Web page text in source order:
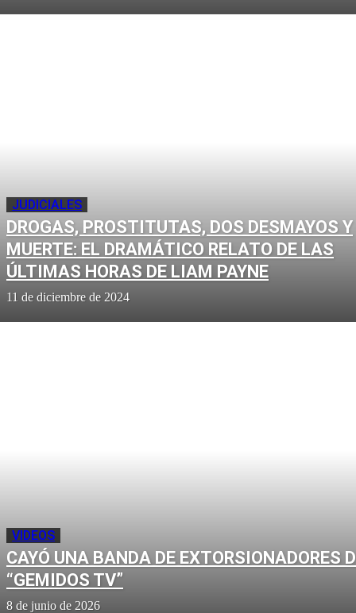
JUDICIALES
DROGAS, PROSTITUTAS, DOS DESMAYOS Y
MUERTE: EL DRAMÁTICO RELATO DE LAS
ÚLTIMAS HORAS DE LIAM PAYNE
11 de diciembre de 2024
VIDEOS
CAYÓ UNA BANDA DE EXTORSIONADORES
“GEMIDOS TV”
8 de junio de 2026